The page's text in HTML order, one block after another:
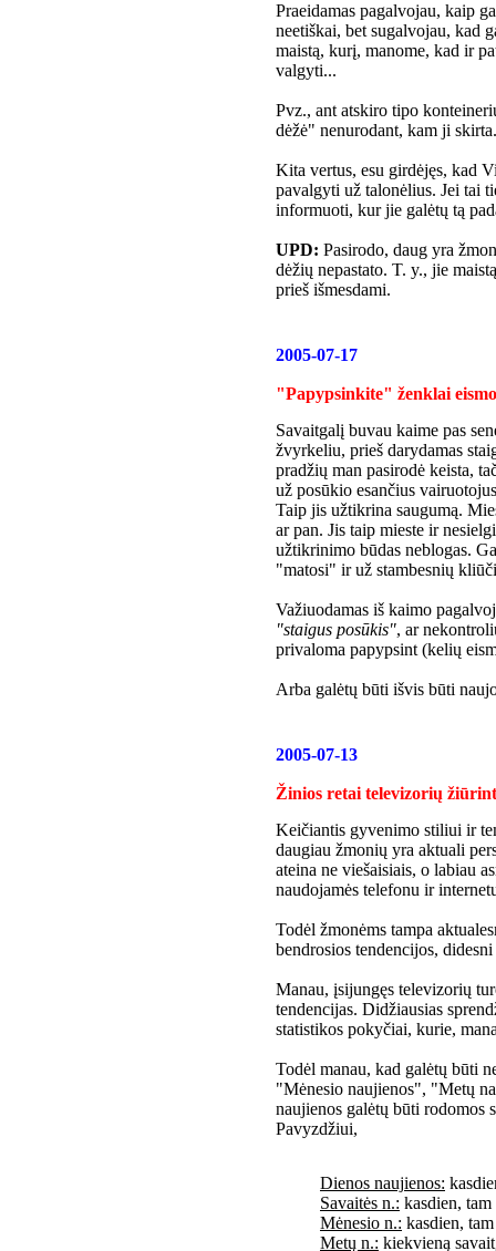
Praeidamas pagalvojau, kaip
neetiškai, bet sugalvojau, kad
maistą, kurį, manome, kad ir
valgyti...
Pvz., ant atskiro tipo
dėžė" nenurodant, kam ji
Kita vertus, esu girdėjęs, kad
pavalgyti už talonėlius. Jei tai
informuoti, kur jie galėtų tą
UPD: Pasirodo, daug yra
dėžių nepastato. T. y., jie
prieš išmesdami.
2005-07-17
"Papypsinkite" ženklai
Savaitgalį buvau kaime pas
žvyrkeliu, prieš darydamas
pradžių man pasirodė keista,
už posūkio esančius
Taip jis užtikrina saugumą.
ar pan. Jis taip mieste ir
užtikrinimo būdas neblogas.
"matosi" ir už stambesnių
Važiuodamas iš kaimo
"staigus posūkis", ar
privaloma papypsint (kelių
Arba galėtų būti išvis būti
2005-07-13
Žinios retai televizorių
Keičiantis gyvenimo stiliui ir
daugiau žmonių yra aktuali
ateina ne viešaisiais, o labiau
naudojamės telefonu ir
Todėl žmonėms tampa
bendrosios tendencijos,
Manau, įsijungęs televizorių
tendencijas. Didžiausias
statistikos pokyčiai, kurie,
Todėl manau, kad galėtų būti
"Mėnesio naujienos", "Metų
naujienos galėtų būti rodomos
Pavyzdžiui,
Dienos naujienos:
Savaitės n.: kasdien,
Mėnesio n.: kasdien,
Metų n.: kiekvieną